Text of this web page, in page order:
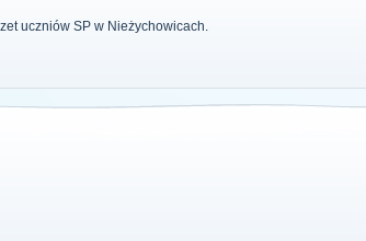
uczniów SP w Nieżychowicach.